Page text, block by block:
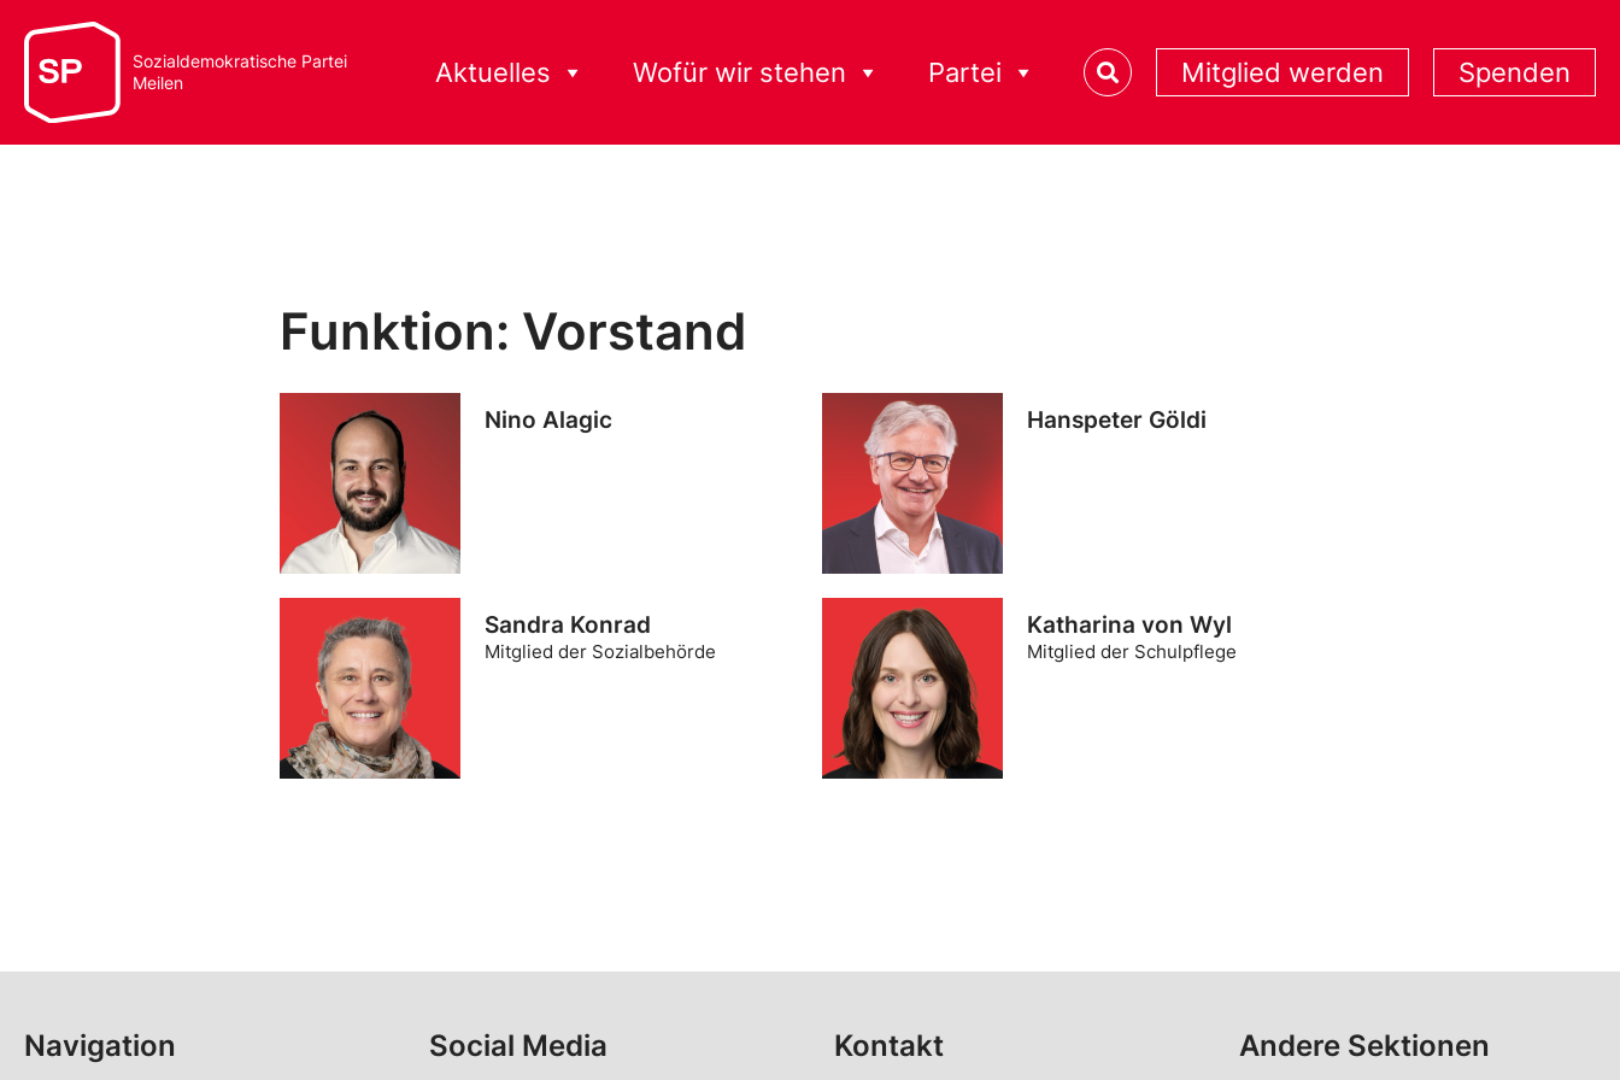
Sozialdemokratische Partei
Meilen
Aktuelles Wofür wir stehen Partei Mitglied werden Spenden
Funktion: Vorstand
Nino Alagic Hanspeter Göldi
Sandra Konrad
Mitglied der Sozialbehörde
Katharina von Wyl
Mitglied der Schulpflege
Navigation Social Media Kontakt Andere Sektionen